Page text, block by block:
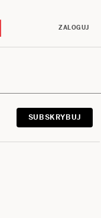
ZALOGUJ
SUBSKRYBUJ